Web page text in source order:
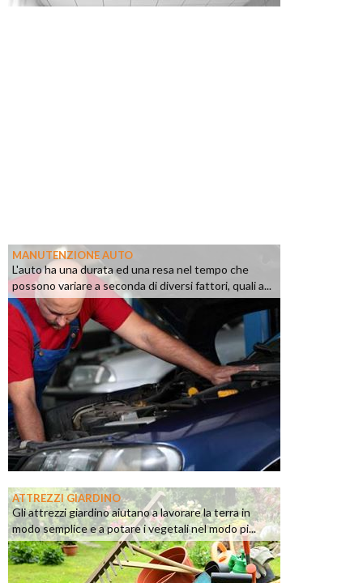
MANUTENZIONE AUTO
L'auto ha una durata ed una resa nel tempo che
possono variare a seconda di diversi fattori, quali a...
ATTREZZI GIARDINO
Gli attrezzi giardino aiutano a lavorare la terra in
modo semplice e a potare i vegetali nel modo pi...